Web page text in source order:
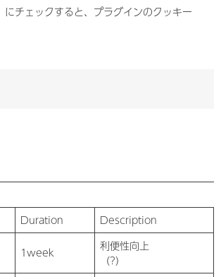
チェックすると、プラグインのクッキー
Duration Description
1week
利便性向上
（?）